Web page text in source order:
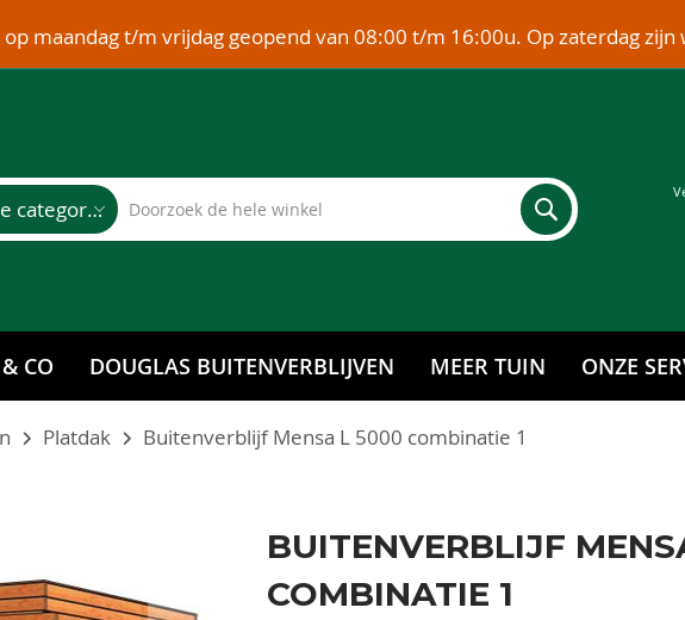
maandag t/m vrijdag geopend van 08:00 t/m 16:00u. Op zaterdag
Alle categorieën
CO DOUGLAS BUITENVERBLIJVEN MEER TUIN ONZE
Platdak Buitenverblijf Mensa L 5000 combinatie 1
BUITENVERBLIJF
COMBINATIE 1